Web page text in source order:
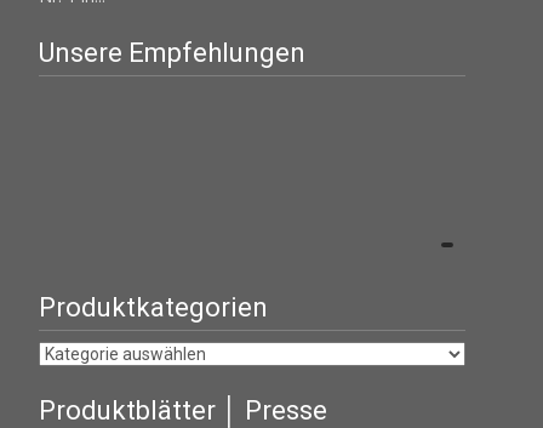
Unsere Empfehlungen
Produktkategorien
Produktblätter │ Presse